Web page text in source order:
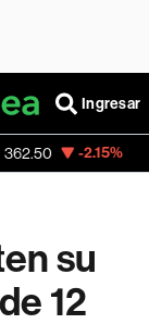
Ingresar
MercadoLibre
su
12